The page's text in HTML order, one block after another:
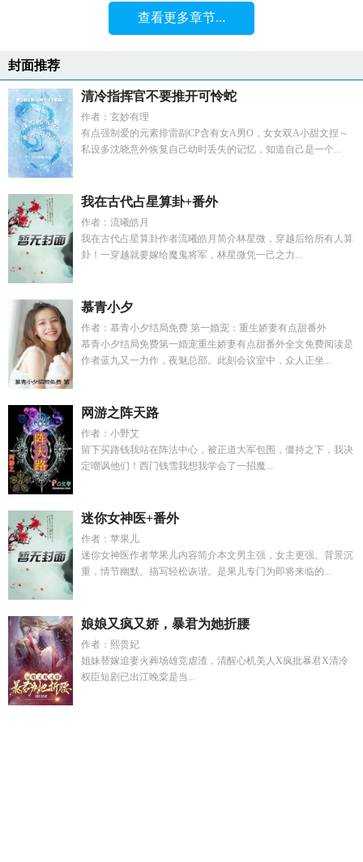
查看更多章节...
封面推荐
清冷指挥官不要推开可怜蛇
作者：玄妙有理
有点强制爱的元素排雷副CP含有女A男O，女女双A小甜文捏～
私设多沈晓意外恢复自己幼时丢失的记忆，知道自己是一个...
我在古代占星算卦+番外
作者：流曦皓月
我在古代占星算卦作者流曦皓月简介林星微，穿越后给所有人算
卦！一穿越就要嫁给魔鬼将军，林星微凭一己之力...
慕青小夕
作者：慕青小夕结局免费 第一婚宠：重生娇妻有点甜番外
慕青小夕结局免费第一婚宠重生娇妻有点甜番外全文免费阅读是
作者蓝九又一力作，夜魅总部。此刻会议室中，众人正坐...
网游之阵天路
作者：小野艾
留下买路钱我站在阵法中心，被正道大军包围，僵持之下，我决
定嘲讽他们！西门钱雪我想我学会了一招魔...
迷你女神医+番外
作者：苹果儿
迷你女神医作者苹果儿内容简介本文男主强，女主更强。背景沉
重，情节幽默。描写轻松诙谐。是果儿专门为即将来临的...
娘娘又疯又娇，暴君为她折腰
作者：熙贵妃
姐妹替嫁追妻火葬场雄竞虐渣，清醒心机美人X疯批暴君X清冷
权臣短剧已出江晚棠是当...